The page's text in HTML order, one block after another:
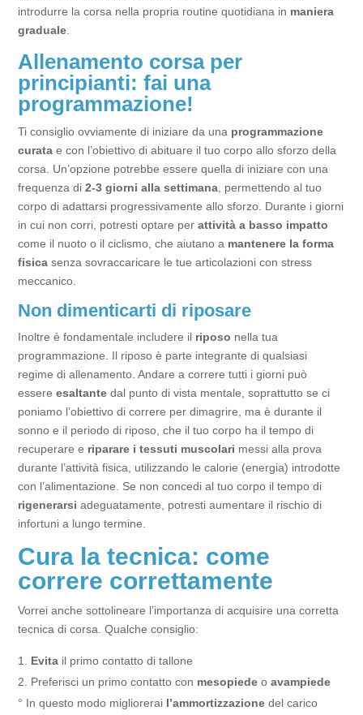
introdurre la corsa nella propria routine quotidiana in maniera
graduale
Allenamento corsa per
principianti: fai una
programmazione!
Ti consiglio ovviamente di iniziare da una programmazione
curata e con l’obiettivo di abituare il tuo corpo allo sforzo della
corsa. Un’opzione potrebbe essere quella di iniziare con una
frequenza di2-3 giorni alla settimana , permettendo al tuo
corpo di adattarsi progressivamente allo sforzo. Durante i giorni
in cui non corri, potresti optare perattività a basso impatto
come il nuoto o il ciclismo, che aiutano a mantenere la forma
fisica senza sovraccaricare le tue articolazioni con stress
meccanico.
Non dimenticarti di riposare
Inoltre è fondamentale includere il riposo nella tua
programmazione. Il riposo è parte integrante di qualsiasi
regime di allenamento. Andare a correre tutti i giorni può
essereesaltante dal punto di vista mentale, soprattutto se ci
poniamo l’obiettivo di correre per dimagrire, ma è durante il
sonno e il periodo di riposo, che il tuo corpo ha il tempo di
recuperare e riparare i tessuti muscolari messi alla prova
durante l’attività fisica, utilizzando le calorie (energia) introdotte
con l’alimentazione. Se non concedi al tuo corpo il tempo di
rigenerarsi adeguatamente, potresti aumentare il rischio di
infortuni a lungo termine
Cura la tecnica: come
correre correttamente
Vorrei anche sottolineare l’importanza di acquisire una corretta
tecnica di corsa. Qualche consiglio:
Evita il primo contatto di tallone
Preferisci un primo contatto con mesopiede oavampiede
° In questo modo migliorerai l’ammortizzazione del carico